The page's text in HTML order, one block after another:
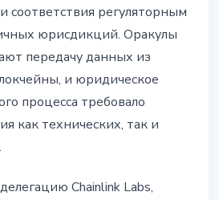
соответствия регуляторным
юрисдикций. Оракулы
передачу данных из
и юридическое
процесса требовало
как технических, так и
Chainlink Labs,